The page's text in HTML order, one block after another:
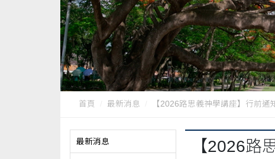
首頁 最新消息 【2026路思義神學講座】行前通
最新消息 【2026路